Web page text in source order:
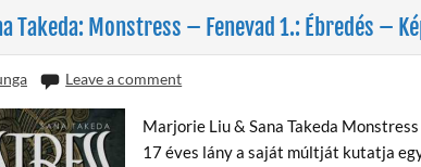
Takeda: Monstress – Fenevad 1.: Ébredés –
Leave a comment
Marjorie Liu & Sana Takeda
17 éves lány a saját múltját kutatja